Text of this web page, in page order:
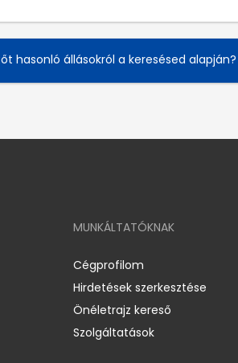
hasonló állásokról a keresésed alapján?
MUNKÁLTATÓKNAK
Cégprofilom
Hirdetések szerkesztése
Önéletrajz kereső
Szolgáltatások